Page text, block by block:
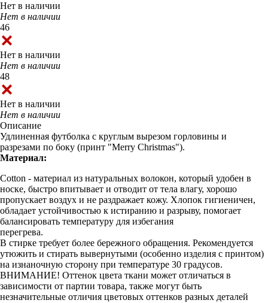
Нет в наличии
Нет в наличии
46
Нет в наличии
Нет в наличии
48
Нет в наличии
Нет в наличии
Описание
Удлиненная футболка с круглым вырезом горловины и
разрезами по боку (принт "Merry Christmas").
Материал:
Cotton - материал из натуральных волокон, который удобен в
носке, быстро впитывает и отводит от тела влагу, хорошо
пропускает воздух и не раздражает кожу. Хлопок гигиеничен,
обладает устойчивостью к истиранию и разрыву, помогает
балансировать температуру для избегания
перегрева.
В стирке требует более бережного обращения. Рекомендуется
утюжить и стирать вывернутыми (особенно изделия с принтом)
на изнаночную сторону при температуре 30 градусов.
ВНИМАНИЕ! Оттенок цвета ткани может отличаться в
зависимости от партии товара, также могут быть
незначительные отличия цветовых оттенков разных деталей